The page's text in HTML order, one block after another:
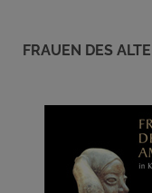
FRAUEN DES